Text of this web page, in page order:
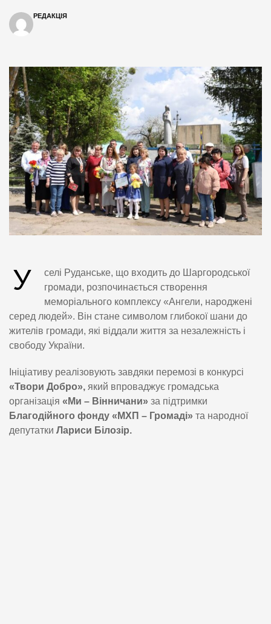
РЕДАКЦІЯ
У
селі Руданське, що входить до Шаргородської
громади, розпочинається створення
меморіального комплексу «Ангели, народжені
серед людей». Він стане символом глибокої шани до
жителів громади, які віддали життя за незалежність і
свободу України.
Ініціативу реалізовують завдяки перемозі в конкурсі
«Твори Добро», який впроваджує громадська
організація «Ми – Вінничани» за підтримки
Благодійного фонду «МХП – Громаді» та народної
депутатки Лариси Білозір.